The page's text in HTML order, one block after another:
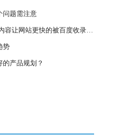
问题需注意
站更快的被百度收录 360收录网站
势
产品规划？